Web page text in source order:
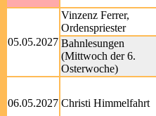
05.05.2027
Vinzenz Ferrer,
Ordenspriester
Bahnlesungen
(Mittwoch der 6.
Osterwoche)
06.05.2027 Christi Himmelfahrt